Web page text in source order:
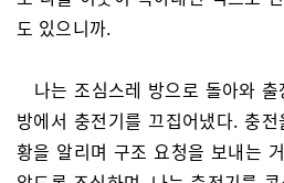
도 있으니까.
나는 조심스레 방으로 돌아와
방에서 충전기를 끄집어냈다. 충
황을 알리며 구조 요청을 보내는